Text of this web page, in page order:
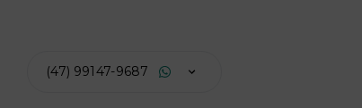
(47) 99147-9687